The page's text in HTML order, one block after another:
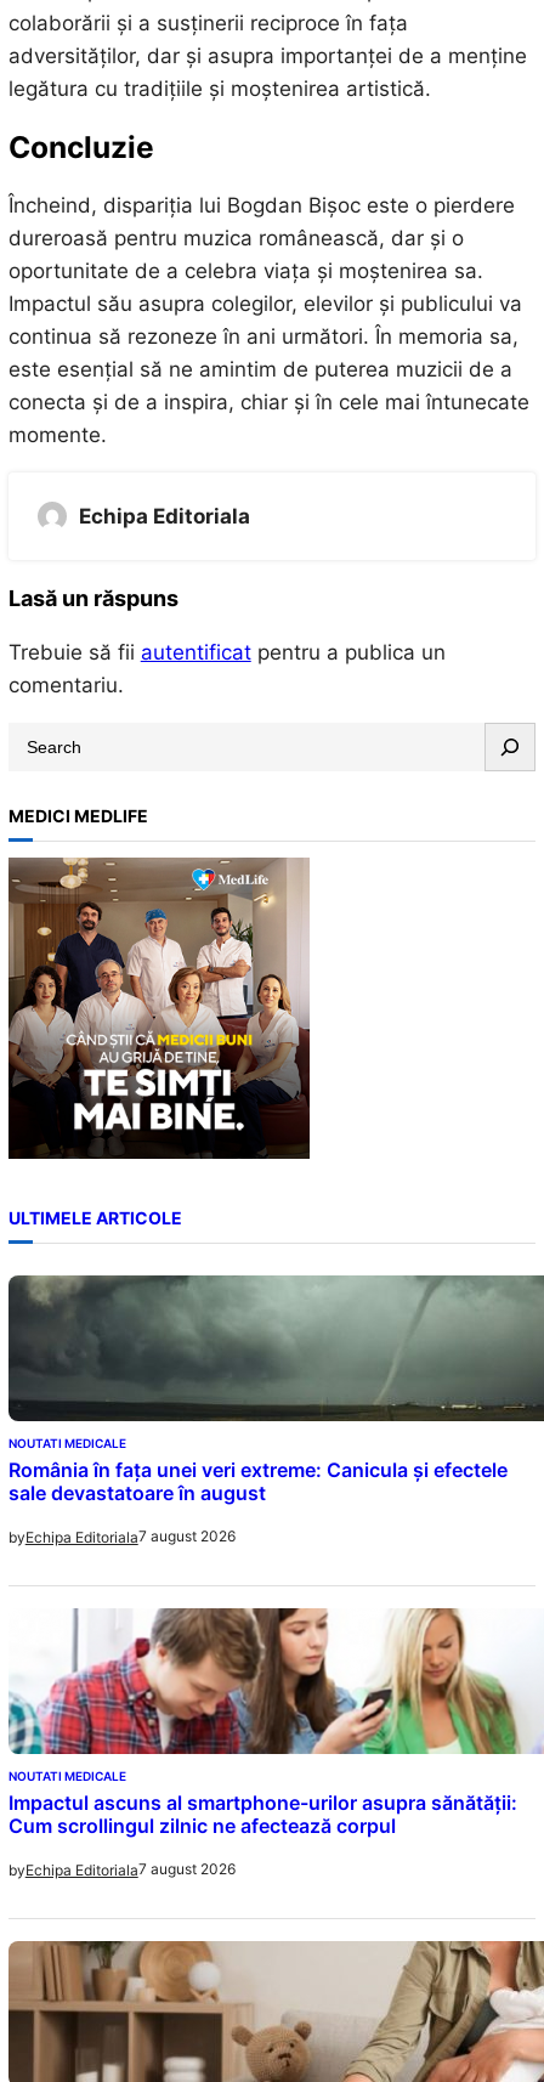
colaborării și a susținerii reciproce în fața
adversităților, dar și asupra importanței de a menține
legătura cu tradițiile și moștenirea artistică.
Concluzie
Încheind, dispariția lui Bogdan Bișoc este o pierdere
dureroasă pentru muzica românească, dar și o
oportunitate de a celebra viața și moștenirea sa.
Impactul său asupra colegilor, elevilor și publicului va
continua să rezoneze în ani următori. În memoria sa,
este esențial să ne amintim de puterea muzicii de a
conecta și de a inspira, chiar și în cele mai întunecate
momente.
Echipa Editoriala
Lasă un răspuns
Trebuie să fii autentificatpentru a publica un
comentariu.
a
r
c
h
MEDICI MEDLIFE
ULTIMELE ARTICOLE
NOUTATI MEDICALE
România în fața unei veri extreme: Canicula și efectele
sale devastatoare în august
byEchipa Editoriala7 august 2026
NOUTATI MEDICALE
Impactul ascuns al smartphone-urilor asupra sănătății:
Cum scrollingul zilnic ne afectează corpul
byEchipa Editoriala7 august 2026